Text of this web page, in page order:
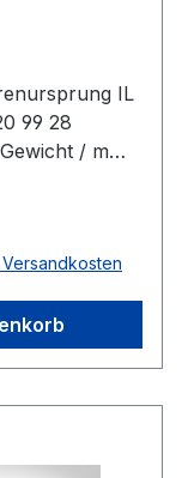
IL
99 28
/ m
Farbe grün
Ø 2mm =
88°